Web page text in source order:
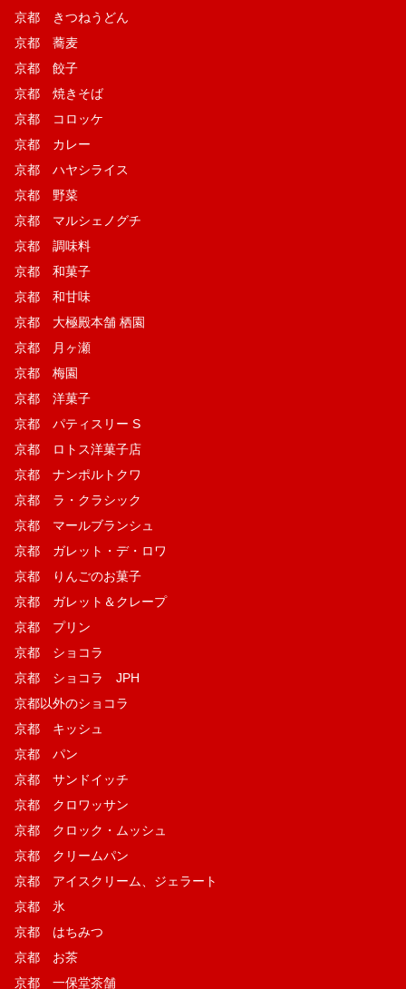
京都 きつねうどん
京都 蕎麦
京都 餃子
京都 焼きそば
京都 コロッケ
京都 カレー
京都 ハヤシライス
京都 野菜
京都 マルシェノグチ
京都 調味料
京都 和菓子
京都 和甘味
京都 大極殿本舗 栖園
京都 月ヶ瀬
京都 梅園
京都 洋菓子
京都 パティスリー S
京都 ロトス洋菓子店
京都 ナンポルトクワ
京都 ラ・クラシック
京都 マールブランシュ
京都 ガレット・デ・ロワ
京都 りんごのお菓子
京都 ガレット＆クレープ
京都 プリン
京都 ショコラ
京都 ショコラ JPH
京都以外のショコラ
京都 キッシュ
京都 パン
京都 サンドイッチ
京都 クロワッサン
京都 クロック・ムッシュ
京都 クリームパン
京都 アイスクリーム、ジェラート
京都 氷
京都 はちみつ
京都 お茶
京都 一保堂茶舗